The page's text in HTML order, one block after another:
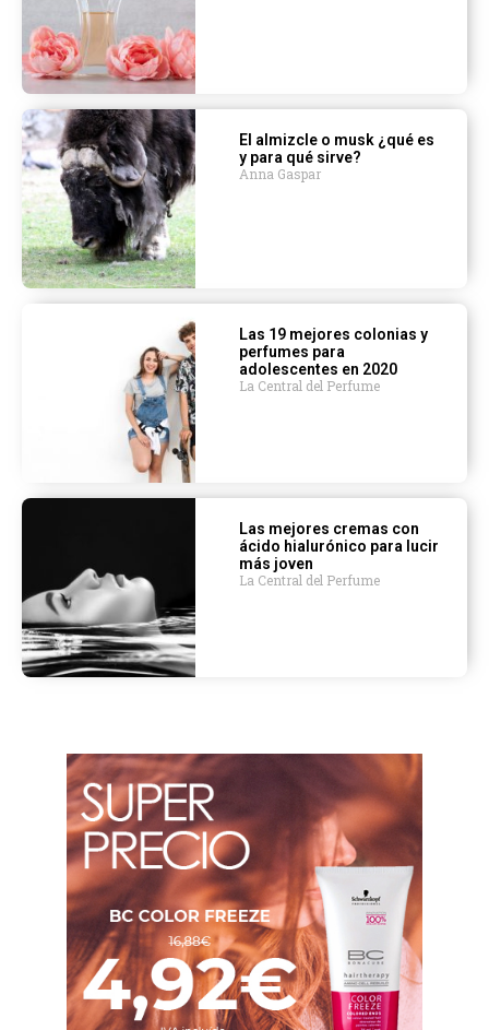
El almizcle o musk ¿qué es
y para qué sirve?
Anna Gaspar
Las 19 mejores colonias y
perfumes para
adolescentes en 2020
La Central del Perfume
Las mejores cremas con
ácido hialurónico para lucir
más joven
La Central del Perfume